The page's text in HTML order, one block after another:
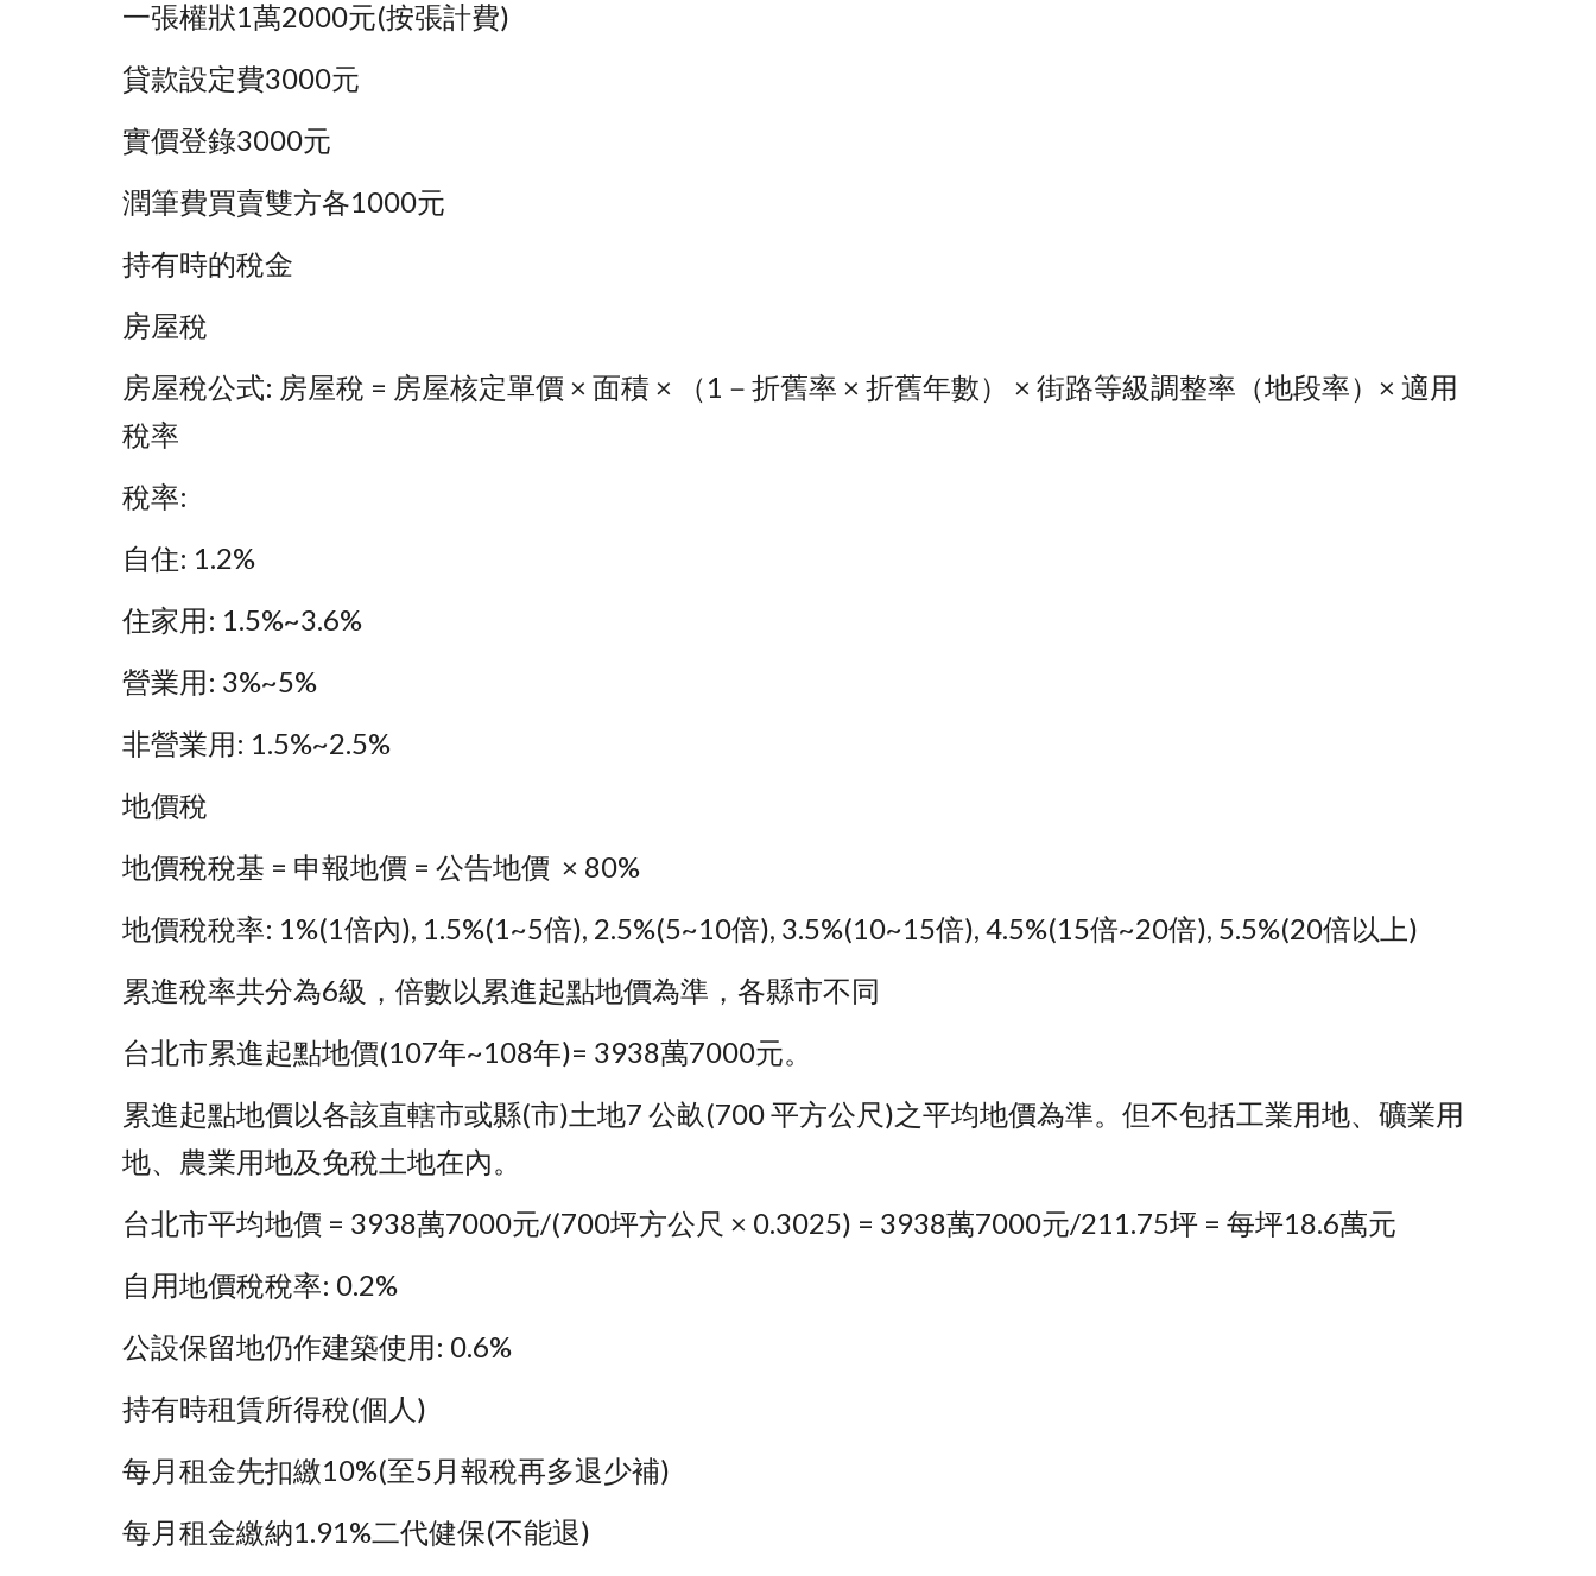
一張權狀1萬2000元(按張計費)
貸款設定費3000元
實價登錄3000元
潤筆費買賣雙方各1000元
持有時的稅金
房屋稅
房屋稅公式: 房屋稅 = 房屋核定單價 × 面積 × （1－折舊率 × 折舊年數） × 街路等級調整率（地段率）× 適用
稅率
稅率:
自住: 1.2%
住家用: 1.5%~3.6%
營業用: 3%~5%
非營業用: 1.5%~2.5%
地價稅
地價稅稅基 = 申報地價 = 公告地價  × 80%
地價稅稅率: 1%(1倍內), 1.5%(1~5倍), 2.5%(5~10倍), 3.5%(10~15倍), 4.5%(15倍~20倍), 5.5%(20倍以上)
累進稅率共分為6級，倍數以累進起點地價為準，各縣市不同
台北市累進起點地價(107年~108年)= 3938萬7000元。
累進起點地價以各該直轄市或縣(市)土地7 公畝(700 平方公尺)之平均地價為準。但不包括工業用地、礦業用
地、農業用地及免稅土地在內。
台北市平均地價 = 3938萬7000元/(700坪方公尺 × 0.3025) = 3938萬7000元/211.75坪 = 每坪18.6萬元
自用地價稅稅率: 0.2%
公設保留地仍作建築使用: 0.6%
持有時租賃所得稅(個人)
每月租金先扣繳10%(至5月報稅再多退少補)
每月租金繳納1.91%二代健保(不能退)